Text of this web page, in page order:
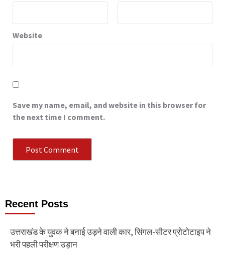
Website
Save my name, email, and website in this browser for
the next time I comment.
Recent Posts
उत्तराखंड के युवक ने बनाई उड़ने वाली कार, सिंगल-सीटर प्रोटोटाइप ने
भरी पहली परीक्षण उड़ान